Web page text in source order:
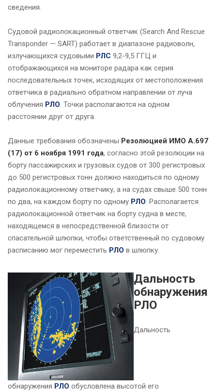
сведения.
Судовой радиолокационный ответчик (Search And Rescue
Transponder — SART) работает в диапазоне радиоволн,
излучающихся судовыми РЛС 9,2-9,5 ГГЦ и
отображающихся на мониторе радара как серия
последовательных точек, исходящих от местоположения
ответчика в радиально обратном направлении от луча
облучения РЛО. Точки располагаются на одном
расстоянии друг от друга.
Данные требования обозначены Резолюцией ИМО А.697
(17) от 6 ноября 1991 года, согласно этой резолюции на
борту пассажирских и грузовых судов от 300 регистровых
до 500 регистровых тонн должно находиться по одному
радиолокационному ответчику, а на судах свыше 500 тонн
по два, на каждом борту по одному РЛО. Располагается
радиолокационной ответчик на борту судна в месте,
находящемся в непосредственной близости от
спасательной шлюпки, чтобы ответственный по судовому
расписанию мог переместить РЛО в шлюпку.
Дальность
обнаружения
РЛО
Дальность
обнаружения РЛО обусловлена высотой его